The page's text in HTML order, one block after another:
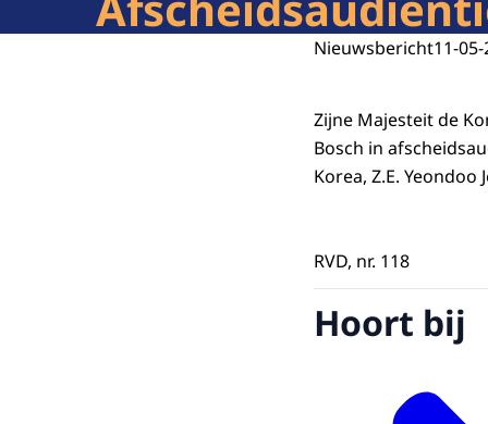
Nieuwsbericht11-
Zijne Majesteit de
Bosch in
Korea, Z.E. Yeondoo
RVD, nr. 118
Hoort bij